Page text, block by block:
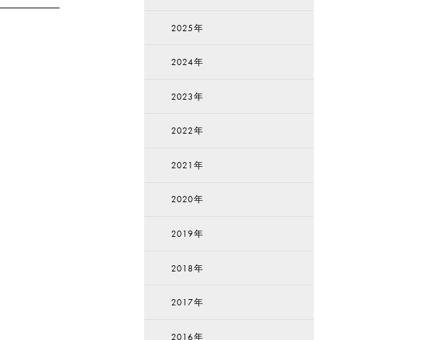
2025年
2024年
2023年
2022年
2021年
2020年
2019年
2018年
2017年
2016年